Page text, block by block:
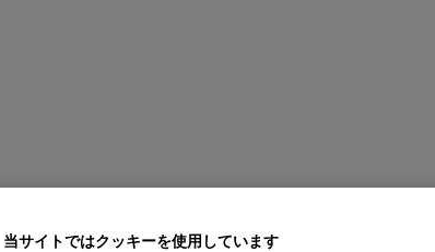
当サイトではクッキーを使用しています